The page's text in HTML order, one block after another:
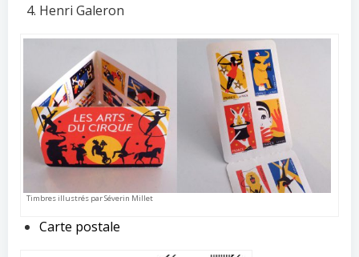
Henri Galeron
Timbres illustrés par Séverin Millet
Carte postale